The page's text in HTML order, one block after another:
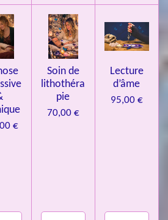
€
Soin de
lithothéra
pie
70,00 €
Lecture
d’âme
95,00 €